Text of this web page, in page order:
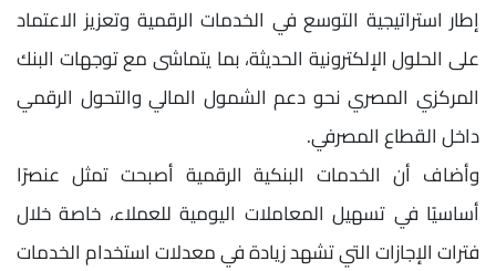
إطار استراتيجية التوسع في الخدمات الرقمية وتعزيز الاعتماد
على الحلول الإلكترونية الحديثة، بما يتماشى مع توجهات البنك
المركزي المصري نحو دعم الشمول المالي والتحول الرقمي
داخل القطاع المصرفي.
وأضاف أن الخدمات البنكية الرقمية أصبحت تمثل عنصرًا
أساسيًا في تسهيل المعاملات اليومية للعملاء، خاصة خلال
فترات الإجازات التي تشهد زيادة في معدلات استخدام الخدمات